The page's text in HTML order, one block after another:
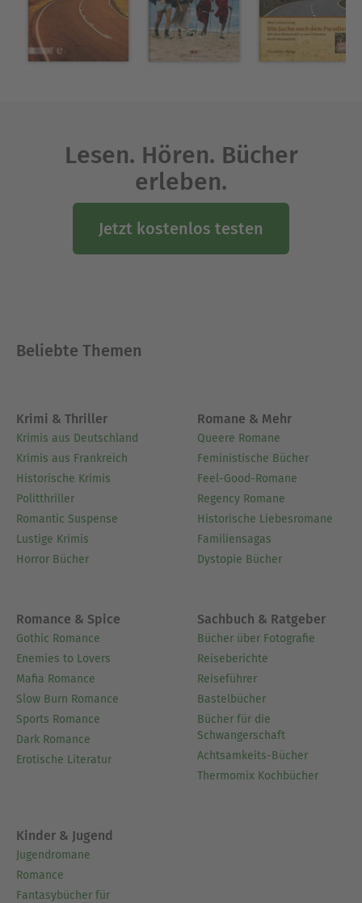
Lesen. Hören. Bücher
erleben.
Jetzt kostenlos testen
Beliebte Themen
Krimi & Thriller
Krimis aus Deutschland
Krimis aus Frankreich
Historische Krimis
Politthriller
Romantic Suspense
Lustige Krimis
Horror Bücher
Romane & Mehr
Queere Romane
Feministische Bücher
Feel-Good-Romane
Regency Romane
Historische Liebesromane
Familiensagas
Dystopie Bücher
Romance & Spice
Gothic Romance
Enemies to Lovers
Mafia Romance
Slow Burn Romance
Sports Romance
Dark Romance
Erotische Literatur
Sachbuch & Ratgeber
Bücher über Fotografie
Reiseberichte
Reiseführer
Bastelbücher
Bücher für die
Schwangerschaft
Achtsamkeits-Bücher
Thermomix Kochbücher
Kinder & Jugend
Jugendromane
Romance
Fantasybücher für